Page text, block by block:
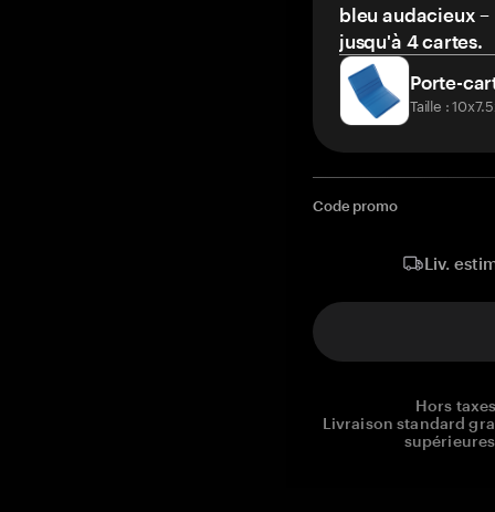
bleu audacieux
jusqu'à 4 cartes.
Porte-
Taille :
Code promo
Liv.
Hors
Livraison standard